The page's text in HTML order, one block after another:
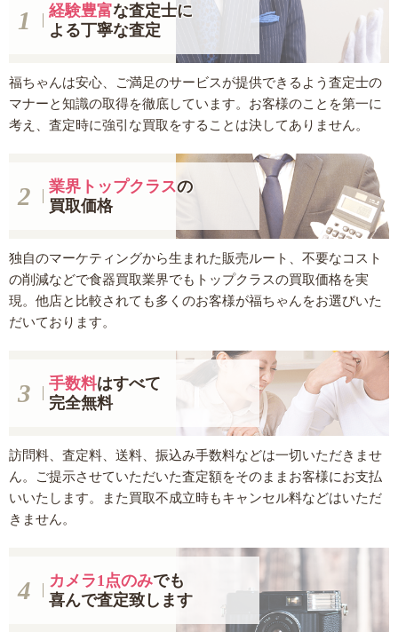
経験豊富な査定士に
よる丁寧な査定
福ちゃんは安心、ご満足のサービスが提供できるよう査定士の
マナーと知識の取得を徹底しています。お客様のことを第一に
考え、査定時に強引な買取をすることは決してありません。
業界トップクラスの
買取価格
独自のマーケティングから生まれた販売ルート、不要なコスト
の削減などで食器買取業界でもトップクラスの買取価格を実
現。他店と比較されても多くのお客様が福ちゃんをお選びいた
だいております。
手数料はすべて
完全無料
訪問料、査定料、送料、振込み手数料などは一切いただきませ
ん。ご提示させていただいた査定額をそのままお客様にお支払
いいたします。また買取不成立時もキャンセル料などはいただ
きません。
カメラ1点のみでも
喜んで査定致します